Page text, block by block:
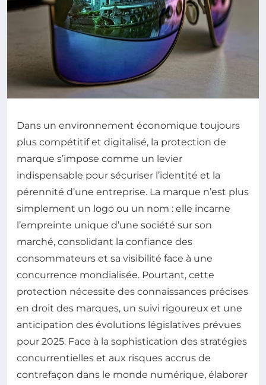
Dans un environnement économique toujours
plus compétitif et digitalisé, la protection de
marque s’impose comme un levier
indispensable pour sécuriser l’identité et la
pérennité d’une entreprise. La marque n’est plus
simplement un logo ou un nom : elle incarne
l’empreinte unique d’une société sur son
marché, consolidant la confiance des
consommateurs et sa visibilité face à une
concurrence mondialisée. Pourtant, cette
protection nécessite des connaissances précises
en droit des marques, un suivi rigoureux et une
anticipation des évolutions législatives prévues
pour 2025. Face à la sophistication des stratégies
concurrentielles et aux risques accrus de
contrefaçon dans le monde numérique, élaborer